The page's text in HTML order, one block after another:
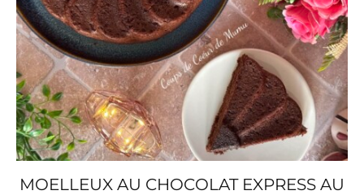
MOELLEUX AU CHOCOLAT EXPRESS AU